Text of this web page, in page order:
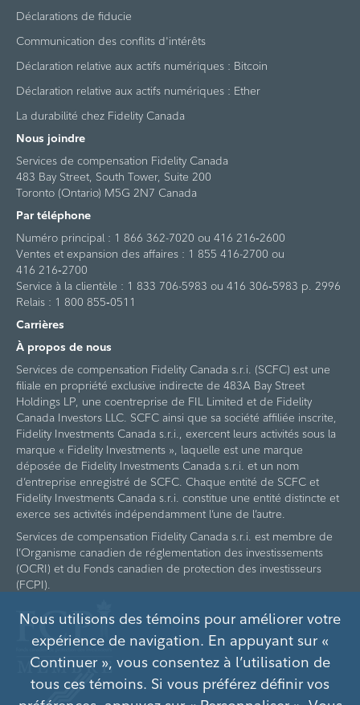
Déclarations de fiducie
Communication des conflits d'intérêts
Déclaration relative aux actifs numériques : Bitcoin
Déclaration relative aux actifs numériques : Ether
La durabilité chez Fidelity Canada
Nous joindre
Services de compensation Fidelity Canada
483 Bay Street, South Tower, Suite 200
Toronto (Ontario) M5G 2N7 Canada
Par téléphone
Numéro principal : 1 866 362-7020 ou 416 216‑2600
Ventes et expansion des affaires : 1 855 416-2700 ou
416 216‑2700
Service à la clientèle : 1 833 706-5983 ou 416 306‑5983 p. 2996
Relais : 1 800 855‑0511
Carrières
À propos de nous
Services de compensation Fidelity Canada s.r.i. (SCFC) est une
filiale en propriété exclusive indirecte de 483A Bay Street
Holdings LP, une coentreprise de FIL Limited et de Fidelity
Canada Investors LLC. SCFC ainsi que sa société affiliée inscrite,
Fidelity Investments Canada s.r.i., exercent leurs activités sous la
marque « Fidelity Investments », laquelle est une marque
déposée de Fidelity Investments Canada s.r.i. et un nom
d’entreprise enregistré de SCFC. Chaque entité de SCFC et
Fidelity Investments Canada s.r.i. constitue une entité distincte et
exerce ses activités indépendamment l’une de l’autre.
Services de compensation Fidelity Canada s.r.i. est membre de
l’Organisme canadien de réglementation des investissements
(OCRI) et du Fonds canadien de protection des investisseurs
(FCPI).
Nous utilisons des témoins pour améliorer votre
expérience de navigation. En appuyant sur «
Continuer », vous consentez à l’utilisation de
tous ces témoins. Si vous préférez définir vos